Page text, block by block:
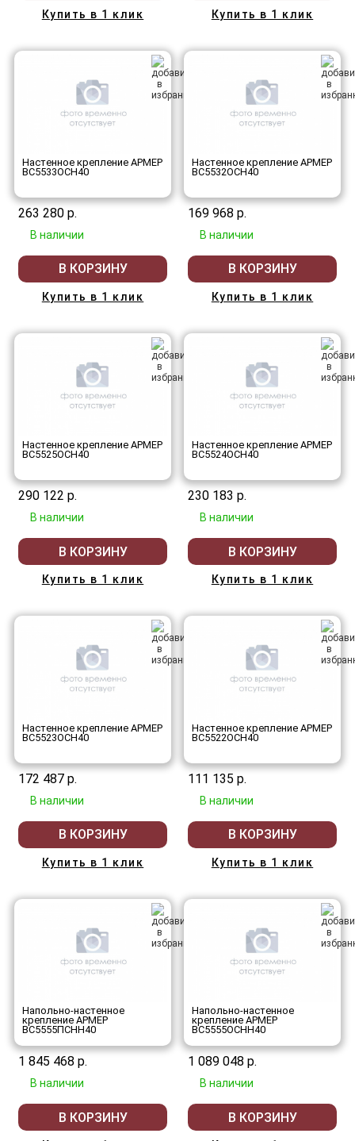
Купить в 1 клик Купить в 1 клик
Настенное крепление АРМЕР
ВС5533ОСН40
263 280 р.
В наличии
В КОРЗИНУ
Купить в 1 клик
Настенное крепление АРМЕР
ВС5532ОСН40
169 968 р.
В наличии
В КОРЗИНУ
Купить в 1 клик
Настенное крепление АРМЕР
ВС5525ОСН40
290 122 р.
В наличии
В КОРЗИНУ
Купить в 1 клик
Настенное крепление АРМЕР
ВС5524ОСН40
230 183 р.
В наличии
В КОРЗИНУ
Купить в 1 клик
Настенное крепление АРМЕР
ВС5523ОСН40
172 487 р.
В наличии
В КОРЗИНУ
Купить в 1 клик
Настенное крепление АРМЕР
ВС5522ОСН40
111 135 р.
В наличии
В КОРЗИНУ
Купить в 1 клик
Напольно-настенное
крепление АРМЕР
ВС5555ПСНН40
1 845 468 р.
В наличии
В КОРЗИНУ
Напольно-настенное
крепление АРМЕР
ВС5555ОСНН40
1 089 048 р.
В наличии
В КОРЗИНУ